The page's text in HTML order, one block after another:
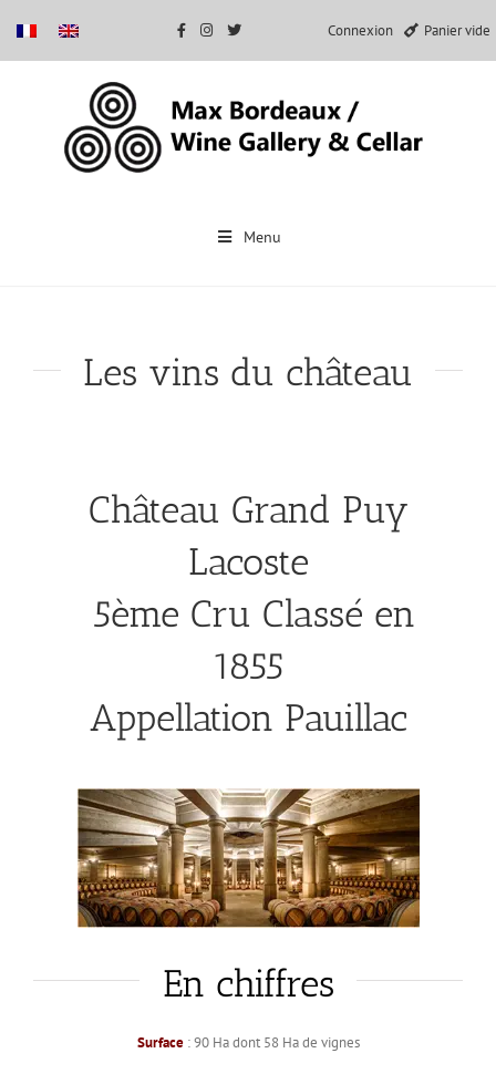
Connexion Panier vide
Menu
Les vins du château
Château Grand Puy
Lacoste
5ème Cru Classé en
1855
Appellation Pauillac
En chiffres
Surface : 90 Ha dont 58 Ha de vignes